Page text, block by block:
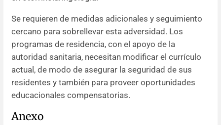
Se requieren de medidas adicionales y seguimiento
cercano para sobrellevar esta adversidad. Los
programas de residencia, con el apoyo de la
autoridad sanitaria, necesitan modificar el currículo
actual, de modo de asegurar la seguridad de sus
residentes y también para proveer oportunidades
educacionales compensatorias.
Anexo